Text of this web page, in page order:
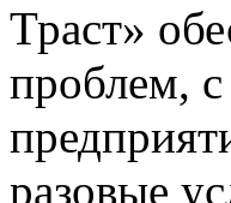
Траст»
проблем,
разовые